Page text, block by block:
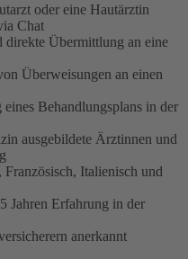
oder eine Hautärztin
Chat
direkte Übermittlung an eine
Überweisungen an einen
Behandlungsplans in der
ausgebildete Ärztinnen und
Italienisch und
Jahren Erfahrung in der
anerkannt